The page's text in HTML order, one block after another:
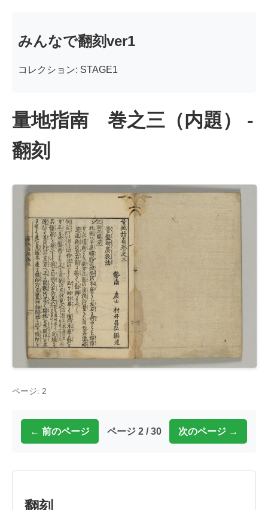
みんなで翻刻ver1
コレクション: STAGE1
量地指南 巻之三（内題） -
翻刻
ページ: 2
← 前のページ ページ 2 / 30 次のページ →
翻刻